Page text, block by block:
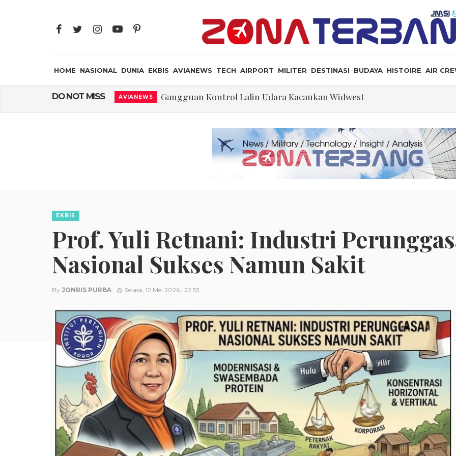
HOME NASIONAL DUNIA EKBIS AVIANEWS TECH AIRPORT MILITER DESTINASI BUDAYA HISTOIRE AIR
DO NOT MISS AVIANEWS Gangguan Kontrol Lalin Udara Kacaukan Widwest
FWK: Presiden dan Masyarakat Perlu Gunakan Bahasa yang Santun
Dua Pesawat Nyaris Tabrakan di Haneda
Trump Batasi Hak Kewarganegaraan Lewat Kelahiran dan Larang “Wisata
Sjafrie Sjamsoeddin: Jangan Sakiti Hati Rakyat
EKBIS
Prof. Yuli Retnani: Industri
Nasional Sukses Namun Sakit
By JONRIS PURBA Selasa, 12 Mei 2026 | 22:53